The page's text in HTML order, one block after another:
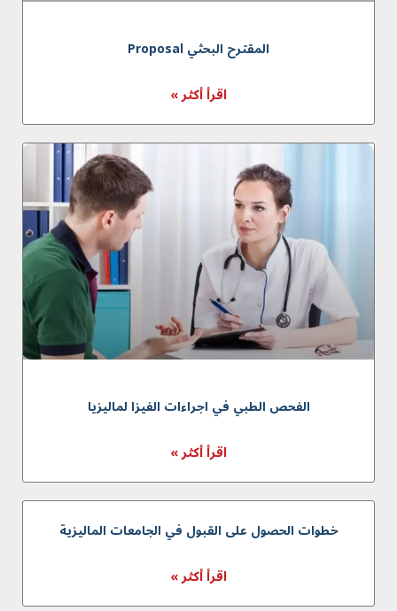
المقترح البحثي Proposal
اقرأ أكثر »
الفحص الطبي في اجراءات الفيزا لماليزيا
اقرأ أكثر »
خطوات الحصول على القبول في الجامعات الماليزية
اقرأ أكثر »